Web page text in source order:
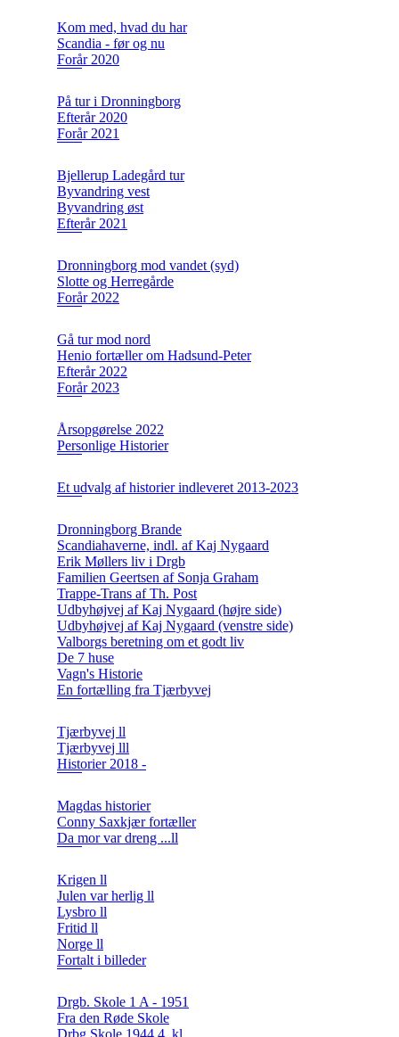
Kom med, hvad du har
Scandia - før og nu
Forår 2020
På tur i Dronningborg
Efterår 2020
Forår 2021
Bjellerup Ladegård tur
Byvandring vest
Byvandring øst
Efterår 2021
Dronningborg mod vandet (syd)
Slotte og Herregårde
Forår 2022
Gå tur mod nord
Henio fortæller om Hadsund-Peter
Efterår 2022
Forår 2023
Årsopgørelse 2022
Personlige Historier
Et udvalg af historier indleveret 2013-2023
Dronningborg Brande
Scandiahaverne, indl. af Kaj Nygaard
Erik Møllers liv i Drgb
Familien Geertsen af Sonja Graham
Trappe-Trans af Th. Post
Udbyhøjvej af Kaj Nygaard (højre side)
Udbyhøjvej af Kaj Nygaard (venstre side)
Valborgs beretning om et godt liv
De 7 huse
Vagn's Historie
En fortælling fra Tjærbyvej
Tjærbyvej ll
Tjærbyvej lll
Historier 2018 -
Magdas historier
Conny Saxkjær fortæller
Da mor var dreng ...ll
Krigen ll
Julen var herlig ll
Lysbro ll
Fritid ll
Norge ll
Fortalt i billeder
Drgb. Skole 1 A - 1951
Fra den Røde Skole
Drbg Skole 1944 4. kl